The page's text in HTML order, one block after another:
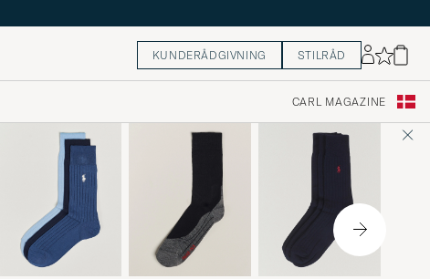
KUNDERÅDGIVNING STILRÅD
CARL MAGAZINE